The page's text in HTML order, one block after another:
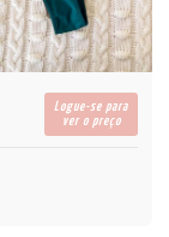
Logue-se para
ver o preço